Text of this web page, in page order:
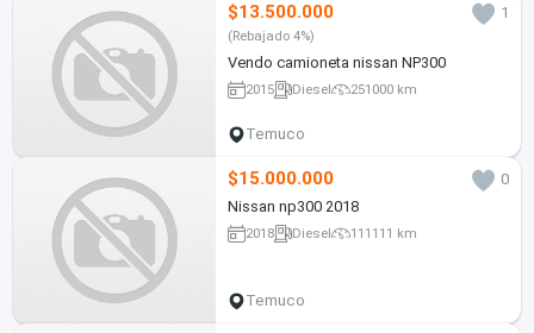
$13.500.000 1
(Rebajado 4%)
Vendo camioneta nissan NP300
2015 Diesel 251000 km
Temuco
$15.000.000
0
Nissan np300 2018
2018 Diesel 111111 km
Temuco